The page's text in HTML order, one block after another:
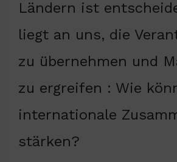
Ländern ist
liegt an uns, die
zu übernehmen und
zu ergreifen : Wie
internationale
stärken?